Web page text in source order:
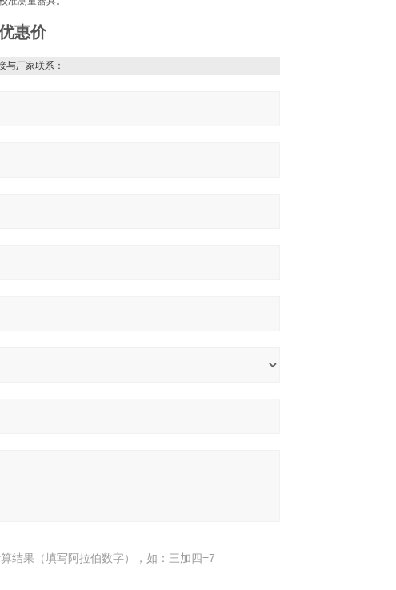
惠价
与厂家联系：
结果（填写阿拉伯数字），如：三加四=7